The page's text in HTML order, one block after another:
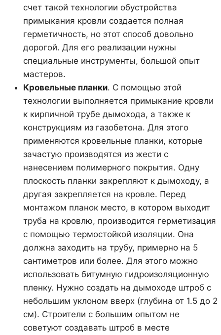
счет такой технологии обустройства
примыкания кровли создается полная
герметичность, но этот способ довольно
дорогой. Для его реализации нужны
специальные инструменты, большой опыт
мастеров.
Кровельные планки. С помощью этой
технологии выполняется примыкание кровли
к кирпичной трубе дымохода, а также к
конструкциям из газобетона. Для этого
применяются кровельные планки, которые
зачастую производятся из жести с
нанесением полимерного покрытия. Одну
плоскость планки закрепляют к дымоходу, а
другая закрепляется на кровле. Перед
монтажом планок место, в котором выходит
труба на кровлю, производится герметизация
с помощью термостойкой изоляции. Она
должна заходить на трубу, примерно на 5
сантиметров или более. Для этого можно
использовать битумную гидроизоляционную
пленку. Нужно создать на дымоходе штроб с
небольшим уклоном вверх (глубина от 1.5 до 2
см). Строители с большим опытом не
советуют создавать штроб в месте